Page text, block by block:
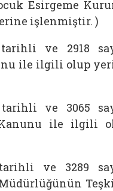
Esirgeme
işlenmiştir. )
tarihli ve 2918
ile ilgili olup
tarihli ve 3065
Kanunu ile ilgili
tarihli ve 3289